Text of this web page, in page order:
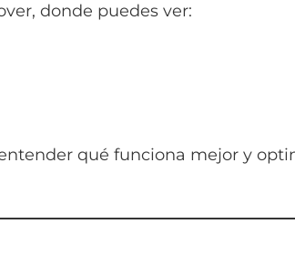
donde puedes ver:
qué funciona mejor y